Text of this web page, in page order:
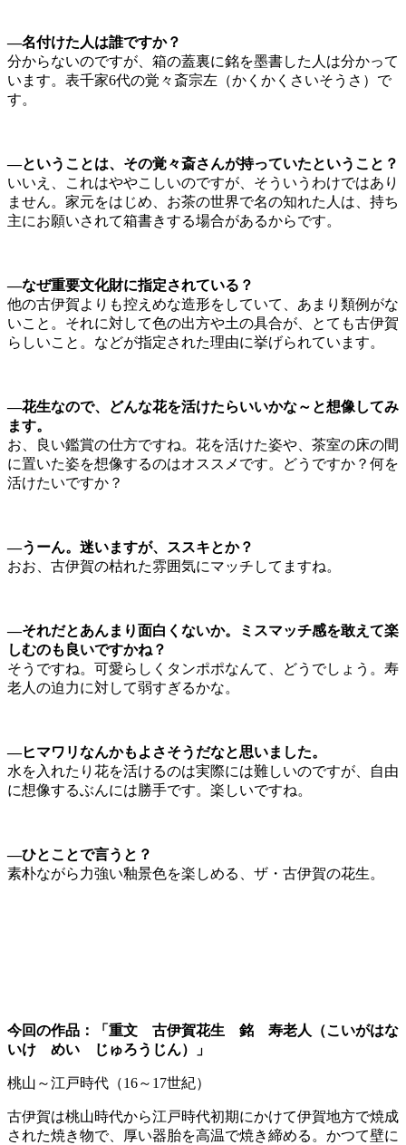
—名付けた人は誰ですか？
分からないのですが、箱の蓋裏に銘を墨書した人は分かって
います。表千家6代の覚々斎宗左（かくかくさいそうさ）で
す。
—ということは、その覚々斎さんが持っていたということ？
いいえ、これはややこしいのですが、そういうわけではあり
ません。家元をはじめ、お茶の世界で名の知れた人は、持ち
主にお願いされて箱書きする場合があるからです。
—なぜ重要文化財に指定されている？
他の古伊賀よりも控えめな造形をしていて、あまり類例がな
いこと。それに対して色の出方や土の具合が、とても古伊賀
らしいこと。などが指定された理由に挙げられています。
—花生なので、どんな花を活けたらいいかな～と想像してみ
ます。
お、良い鑑賞の仕方ですね。花を活けた姿や、茶室の床の間
に置いた姿を想像するのはオススメです。どうですか？何を
活けたいですか？
—うーん。迷いますが、ススキとか？
おお、古伊賀の枯れた雰囲気にマッチしてますね。
—それだとあんまり面白くないか。ミスマッチ感を敢えて楽
しむのも良いですかね？
そうですね。可愛らしくタンポポなんて、どうでしょう。寿
老人の迫力に対して弱すぎるかな。
—ヒマワリなんかもよさそうだなと思いました。
水を入れたり花を活けるのは実際には難しいのですが、自由
に想像するぶんには勝手です。楽しいですね。
—ひとことで言うと？
素朴ながら力強い釉景色を楽しめる、ザ・古伊賀の花生。
今回の作品：「重文 古伊賀花生 銘 寿老人（こいがはな
いけ めい じゅろうじん）」
桃山～江戸時代（16～17世紀）
古伊賀は桃山時代から江戸時代初期にかけて伊賀地方で焼成
された焼き物で、厚い器胎を高温で焼き締める。かつて壁に